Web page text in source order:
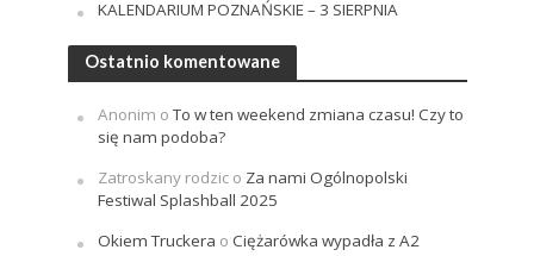
KALENDARIUM POZNAŃSKIE – 3 SIERPNIA
Ostatnio komentowane
Anonim oTo w ten weekend zmiana czasu! Czy to
się nam podoba?
Zatroskany rodzico Za nami Ogólnopolski
Festiwal Splashball 2025
Okiem Truckera o Ciężarówka wypadła z A2